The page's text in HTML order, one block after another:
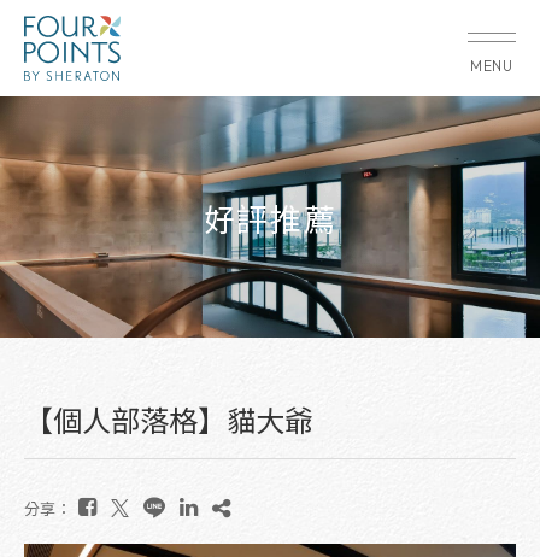
MENU
好評推薦
【個人部落格】貓大爺
分享：